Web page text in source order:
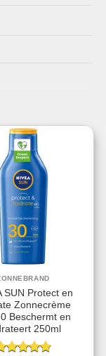
SUN Protect en
Zonnecrème
Beschermt en
250ml